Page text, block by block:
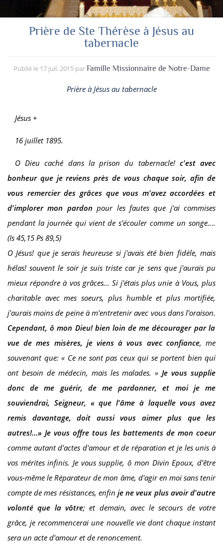
Prière de Ste Thérèse à Jésus au
tabernacle
Publié le 17 juil. 2015 parFamille Missionnaire de Notre-Dame
Prière à Jésus au tabernacle
Jésus +
16 juillet 1895.
O Dieu caché dans la prison du tabernacle! c'est avec
bonheur que je reviens près de vous chaque soir, afin de
vous remercier des grâces que vous m'avez accordées et
d'implorer mon pardon pour les fautes que j'ai commises
pendant la journée qui vient de s'écouler comme un songe....
(Is 45,15 Ps 89,5)
O Jésus! que je serais heureuse si j'avais été bien fidèle, mais
hélas! souvent le soir je suis triste car je sens que j'aurais pu
mieux répondre à vos grâces... Si j'étais plus unie à Vous, plus
charitable avec mes soeurs, plus humble et plus mortifiée,
j'aurais moins de peine à m'entretenir avec vous dans l'oraison.
Cependant, ô mon Dieu! bien loin de me décourager par la
vue de mes misères, je viens à vous avec confiance, me
souvenant que: « Ce ne sont pas ceux qui se portent bien qui
ont besoin de médecin, mais les malades. »Je vous supplie
donc de me guérir, de me pardonner, et moi je me
souviendrai, Seigneur, « que l'âme à laquelle vous avez
remis davantage, doit aussi vous aimer plus que les
autres!...» Je vous offre tous les battements de mon coeur
comme autant d'actes d'amour et de réparation et je les unis à
vos mérites infinis. Je vous supplie, ô mon Divin Epoux, d'être
vous-même le Réparateur de mon âme, d'agir en moi sans tenir
compte de mes résistances, enfin je ne veux plus avoir d'autre
volonté que la vôtre; et demain, avec le secours de votre
grâce, je recommencerai une nouvelle vie dont chaque instant
sera un acte d'amour et de renoncement.